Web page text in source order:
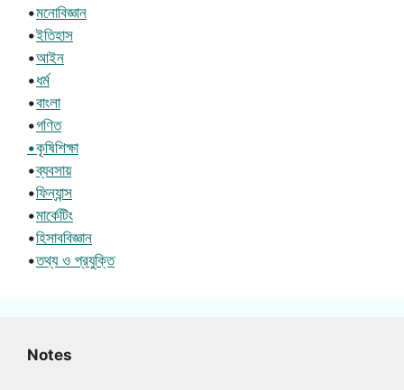
•মনোবিজ্ঞান
•ইতিহাস
•আইন
•ধর্ম
•বাংলা
•গণিত
•কৃষিশিক্ষা
•ব্যবসায়
•ফিন্যান্স
•মার্কেটিং
•হিসাববিজ্ঞান
•তথ্য ও প্রযুক্তি
Notes